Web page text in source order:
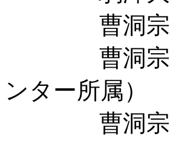
曹洞宗総合
曹洞宗現職
ンター所属）
曹洞宗特